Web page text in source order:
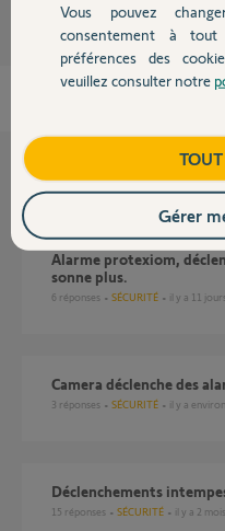
Devis avec un pro
Contact
Questions
alarme protexiom, déclenchement temporisé, l'alarme ne
sonne plus.
6 réponses SÉCURITÉ il y a 11
camera déclenche des
3 réponses SÉCURITÉ il y a
Déclenchements
15 réponses SÉCURITÉ il y a 2 mois
Vous pouvez
consentement à
préférences des
veuillez consulter notre
Gérer